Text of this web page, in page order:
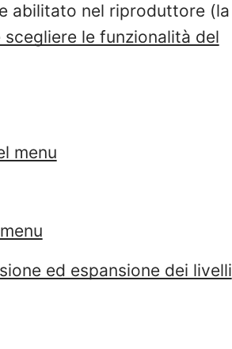
abilitato nel riproduttore (la
scegliere le funzionalità del
menu
ed espansione dei livelli